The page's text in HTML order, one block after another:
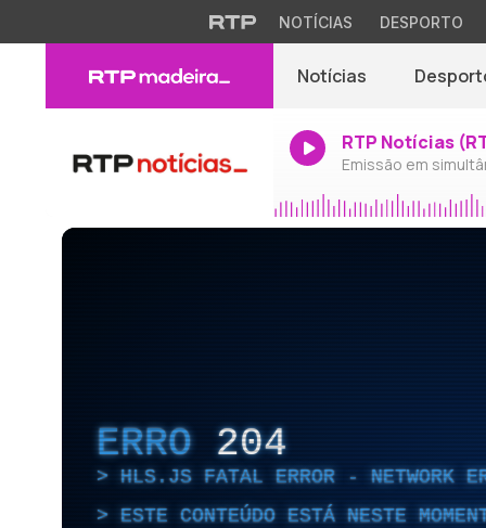
NOTÍCIAS DESPORTO
Notícias
RTP Notícias
Emissão em
ERRO 204
HLS.JS FATAL ERROR - NETWORK
ESTE CONTEÚDO ESTÁ NESTE